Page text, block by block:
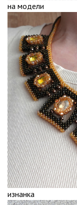
на модели
изнанка